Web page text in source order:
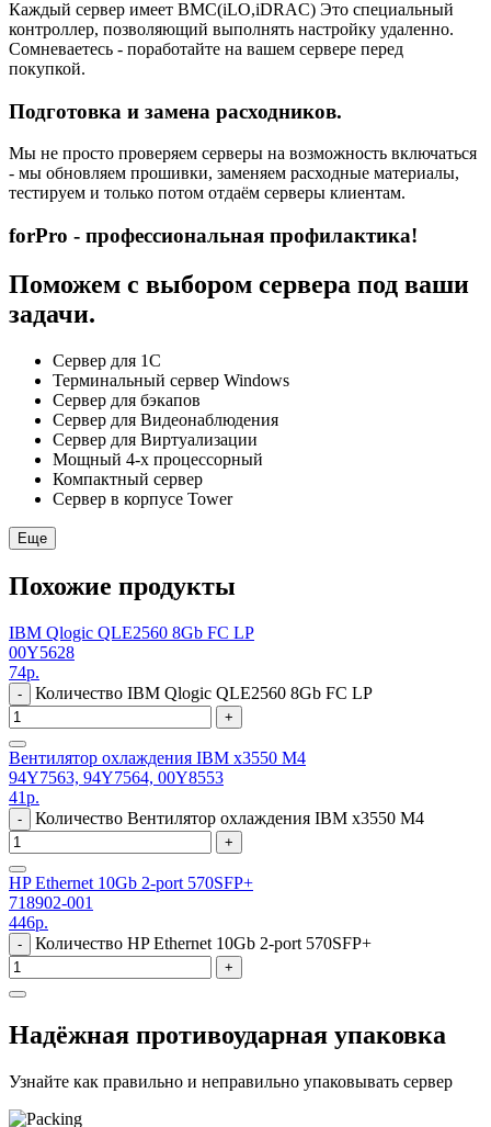
Каждый сервер имеет BMC(iLO,iDRAC) Это специальный
контроллер, позволяющий выполнять настройку удаленно.
Сомневаетесь - поработайте на вашем сервере перед
покупкой.
Подготовка и замена расходников.
Мы не просто проверяем серверы на возможность включаться
- мы обновляем прошивки, заменяем расходные материалы,
тестируем и только потом отдаём серверы клиентам.
forPro - профессиональная профилактика!
Поможем с выбором сервера под ваши
задачи.
Сервер для 1С
Терминальный сервер Windows
Сервер для бэкапов
Сервер для Видеонаблюдения
Сервер для Виртуализации
Мощный 4-х процессорный
Компактный сервер
Сервер в корпусе Tower
Еще
Похожие продукты
IBM Qlogic QLE2560 8Gb FC LP
00Y5628
74р.
- Количество IBM Qlogic QLE2560 8Gb FC LP
+
Вентилятор охлаждения IBM x3550 M4
94Y7563, 94Y7564, 00Y8553
41р.
- Количество Вентилятор охлаждения IBM x3550 M4
+
HP Ethernet 10Gb 2-port 570SFP+
718902-001
446р.
- Количество HP Ethernet 10Gb 2-port 570SFP+
+
Надёжная противоударная упаковка
Узнайте как правильно и неправильно упаковывать сервер